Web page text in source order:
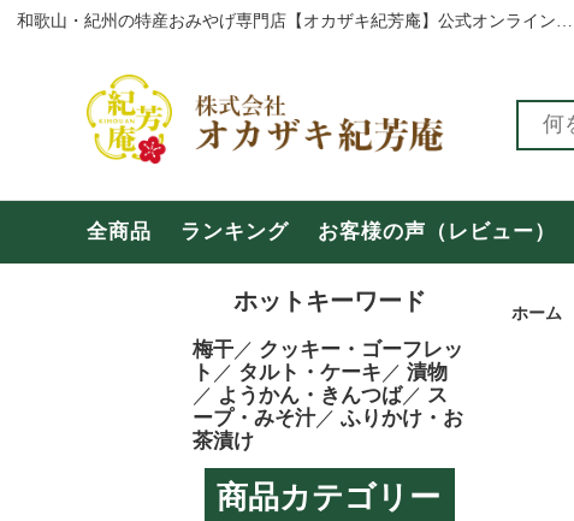
和歌山・紀州の特産おみやげ専門店【オカザキ紀芳庵】公式オンラインショップ
和歌山の商品 奈良の商品
お問い合わせ
【年末年始・冬期休暇のご案内】
全商品 ランキング お客様の声（レビュー）
ホットキーワード
梅干／ クッキー・ゴーフレッ
ト ／ タルト・ケーキ ／ 漬物
／ ようかん・きんつば／ ス
ープ・みそ汁／ ふりかけ・お
茶漬け
商品カテゴリー
ホーム